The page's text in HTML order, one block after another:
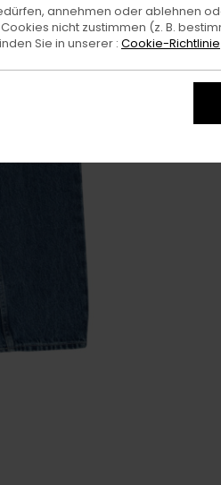
annehmen oder ablehnen
nicht zustimmen (z. B.
Sie in unserer : Cookie-Richtlinie